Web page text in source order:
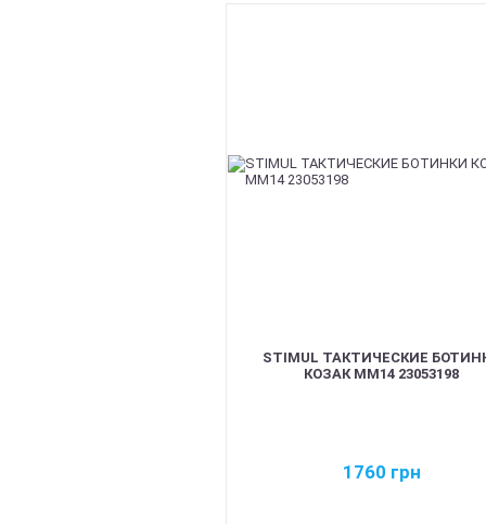
STIMUL ТАКТИЧЕСКИЕ
КОЗАК MM14 23053198
1760 грн